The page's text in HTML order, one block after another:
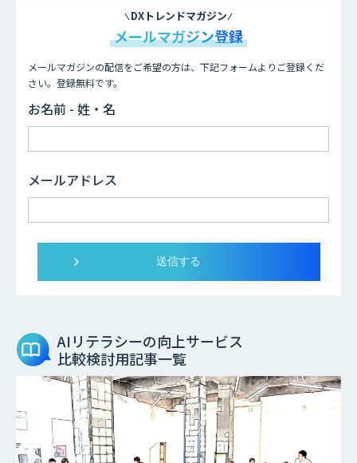
DXトレンドマガジン
メールマガジン登録
メールマガジンの配信をご希望の方は、下記フォームよりご登録くだ
さい。登録無料です。
お名前 - 姓・名
メールアドレス
AIリテラシーの向上サービス
比較検討用記事一覧